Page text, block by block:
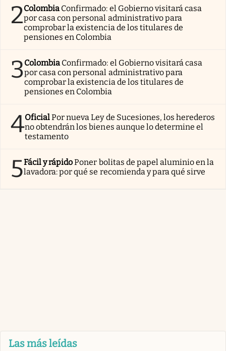
2Colombia Confirmado: el Gobierno visitará casa
por casa con personal administrativo para
comprobar la existencia de los titulares de
pensiones en Colombia
3Colombia Confirmado: el Gobierno visitará casa
por casa con personal administrativo para
comprobar la existencia de los titulares de
pensiones en Colombia
4OficialPor nueva Ley de Sucesiones, los herederos
no obtendrán los bienes aunque lo determine el
testamento
5Fácil y rápidoPoner bolitas de papel aluminio en la
lavadora: por qué se recomienda y para qué sirve
Las más leídas